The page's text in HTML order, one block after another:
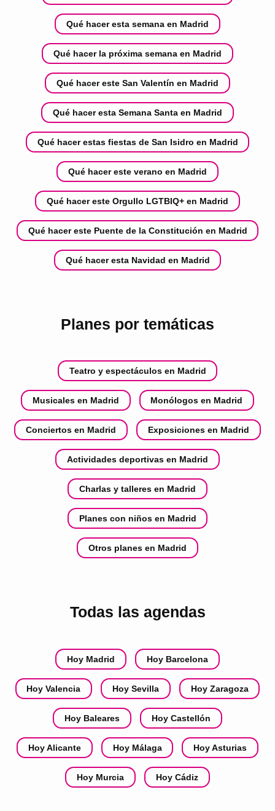
Qué hacer esta semana en Madrid
Qué hacer la próxima semana en Madrid
Qué hacer este San Valentín en Madrid
Qué hacer esta Semana Santa en Madrid
Qué hacer estas fiestas de San Isidro en Madrid
Qué hacer este verano en Madrid
Qué hacer este Orgullo LGTBIQ+ en Madrid
Qué hacer este Puente de la Constitución en Madrid
Qué hacer esta Navidad en Madrid
Planes por temáticas
Teatro y espectáculos en Madrid
Musicales en Madrid Monólogos en Madrid
Conciertos en Madrid Exposiciones en Madrid
Actividades deportivas en Madrid
Charlas y talleres en Madrid
Planes con niños en Madrid
Otros planes en Madrid
Todas las agendas
Hoy Madrid Hoy Barcelona
Hoy Valencia Hoy Sevilla Hoy Zaragoza
Hoy Baleares Hoy Castellón
Hoy Alicante Hoy Málaga Hoy Asturias
Hoy Murcia Hoy Cádiz